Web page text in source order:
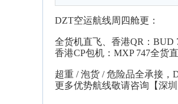
DZT空运航线周四舱更：
全货机直飞、香港QR：BUD
香港CP包机：MXP 747全货
超重 / 泡货 / 危险品全承接，
更多优势航线敬请咨询【深